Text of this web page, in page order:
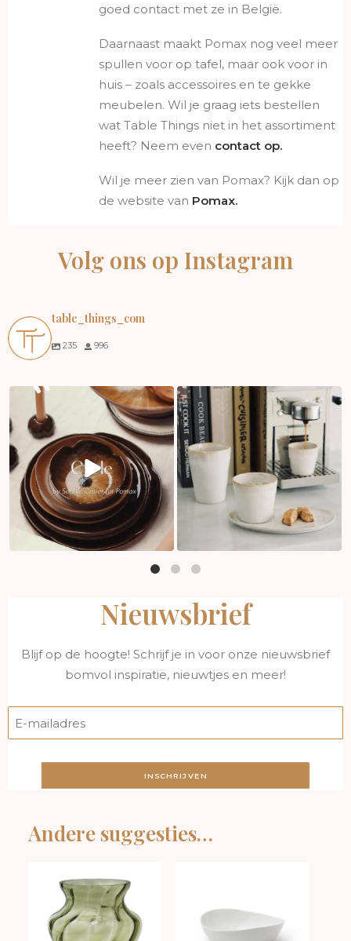
goed contact met ze in België.
Daarnaast maakt Pomax nog veel meer
spullen voor op tafel, maar ook voor in
huis – zoals accessoires en te gekke
meubelen. Wil je graag iets bestellen
wat Table Things niet in het assortiment
heeft? Neem even contact op.
Wil je meer zien van Pomax? Kijk dan op
de website van Pomax.
Volg ons op Instagram
table_things_com
235 996
Nieuwsbrief
Blijf op de hoogte! Schrijf je in voor onze nieuwsbrief
bomvol inspiratie, nieuwtjes en meer!
INSCHRIJVEN
Andere suggesties…